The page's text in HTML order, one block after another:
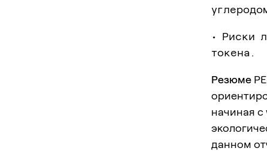
• Риски
токена.
Резюме
начиная с
данном